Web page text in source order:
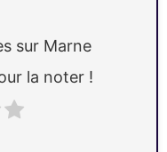
sur Marne
la noter !